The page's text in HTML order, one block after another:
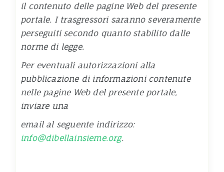
il contenuto delle pagine Web del presente
portale. I trasgressori saranno severamente
perseguiti secondo quanto stabilito dalle
norme di legge.
Per eventuali autorizzazioni alla
pubblicazione di informazioni contenute
nelle pagine Web del presente portale,
inviare una
email al seguente indirizzo:
info@dibellainsieme.org.